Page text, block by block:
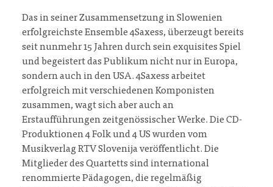
Das in seiner Zusammensetzung in Slowenien
erfolgreichste Ensemble 4Saxess, überzeugt bereits
seit nunmehr 15 Jahren durch sein exquisites Spiel
und begeistert das Publikum nicht nur in Europa,
sondern auch in den USA. 4Saxess arbeitet
erfolgreich mit verschiedenen Komponisten
zusammen, wagt sich aber auch an
Erstaufführungen zeitgenössischer Werke. Die CD-
Produktionen 4 Folk und 4 US wurden vom
Musikverlag RTV Slovenija veröffentlicht. Die
Mitglieder des Quartetts sind international
renommierte Pädagogen, die regelmäßig